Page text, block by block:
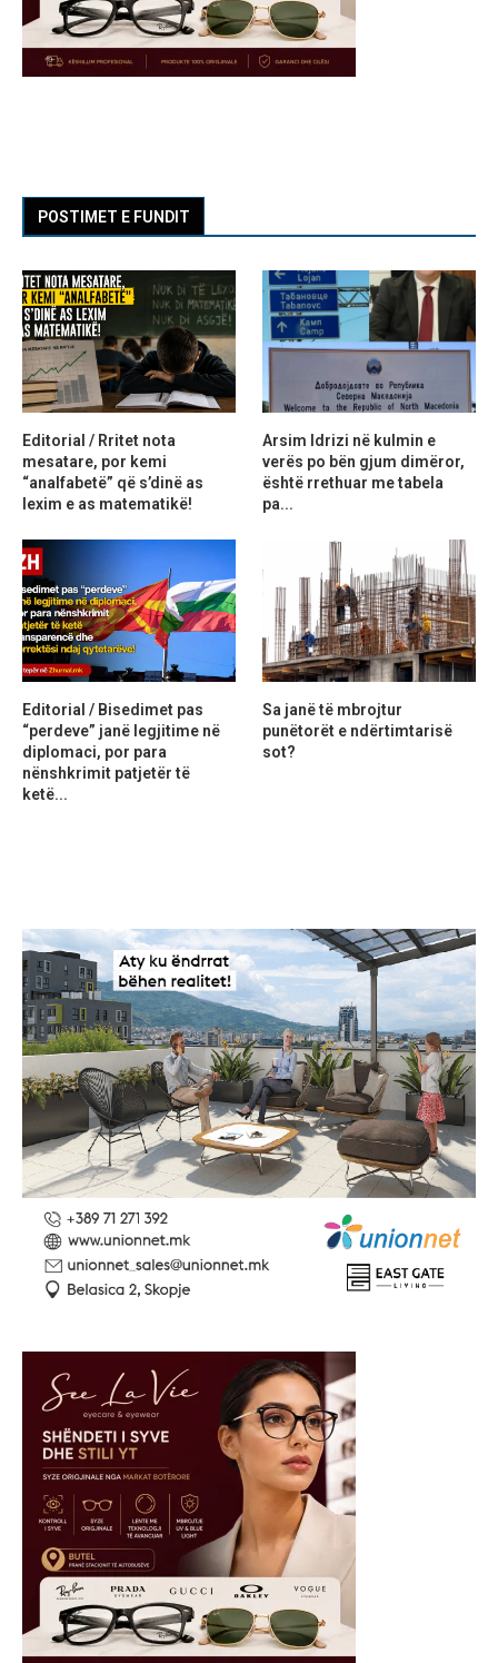
POSTIMET E FUNDIT
Editorial / Rritet nota
mesatare, por kemi
“analfabetë” që s’dinë as
lexim e as matematikë!
Arsim Idrizi në kulmin e
verës po bën gjum dimëror,
është rrethuar me tabela
pa...
Editorial / Bisedimet pas
“perdeve” janë legjitime në
diplomaci, por para
nënshkrimit patjetër të
ketë...
Sa janë të mbrojtur
punëtorët e ndërtimtarisë
sot?